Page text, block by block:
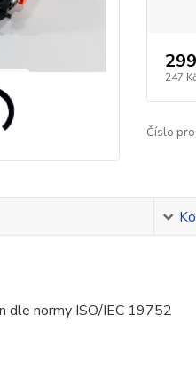
247 Kč
Číslo
dle normy ISO/IEC 19752